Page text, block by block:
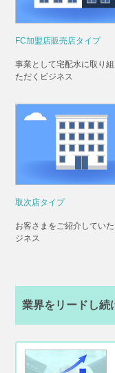
FC加盟店販売店タイプ
事業として宅配水に取り
ただくビジネス
取次店タイプ
お客さまをご紹介してい
ジネス
業界をリードし続